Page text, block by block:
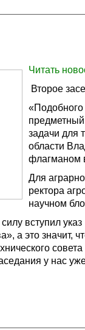
Читать
Второе
задачи для
области
флагманом
Для
ректора
научном
вступил
а это
у нас